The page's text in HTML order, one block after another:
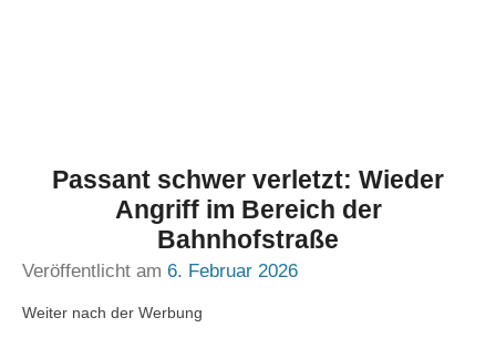
Passant schwer verletzt: Wieder
Angriff im Bereich der
Bahnhofstraße
Veröffentlicht am 6. Februar 2026
Weiter nach der Werbung